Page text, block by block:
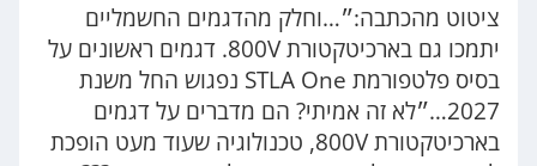
ציטוט מהכתבה:״…וחלק מהדגמים החשמליים
יתמכו גם בארכיטקטורת 800V. דגמים ראשונים על
בסיס פלטפורמת STLA One נפגוש החל משנת
2027…״לא זה אמיתי? הם מדברים על דגמים
בארכיטקטורת 800V, טכנולוגיה שעוד מעט הופכת